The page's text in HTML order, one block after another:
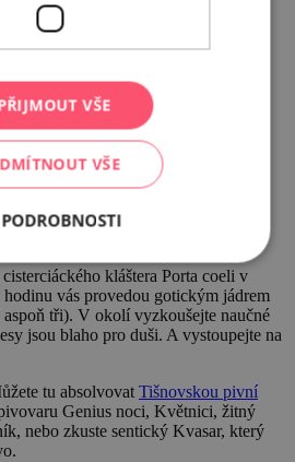
okolí
kláštera Porta coeli v
vás provedou gotickým jádrem
aspoň tři). V okolí vyzkoušejte naučné
jsou blaho pro duši. A vystoupejte na
tu absolvovat Tišnovskou pivní
Genius noci, Květnici, žitný
nebo zkuste sentický Kvasar, který
VŠE
VŠE